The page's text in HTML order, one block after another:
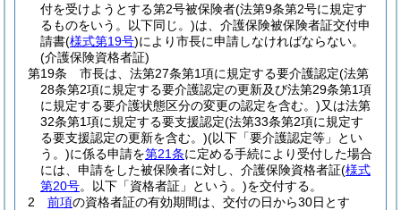
付を受けようとする第2号被保険者(法第9条第2号に規定す
るものをいう。以下同じ。)は、介護保険被保険者証交付申
請書(様式第19号)により市長に申請しなければならない。
(介護保険資格者証)
第19条
市長は、法第27条第1項に規定する要介護認定(法第
28条第2項に規定する要介護認定の更新及び法第29条第1項
に規定する要介護状態区分の変更の認定を含む。)又は法第
32条第1項に規定する要支援認定(法第33条第2項に規定す
る要支援認定の更新を含む。)(以下「要介護認定等」とい
う。)に係る申請を第21条に定める手続により受付した場合
には、申請をした被保険者に対し、介護保険資格者証(様式
第20号。以下「資格者証」という。)を交付する。
2
前項の資格者証の有効期間は、交付の日から30日とす